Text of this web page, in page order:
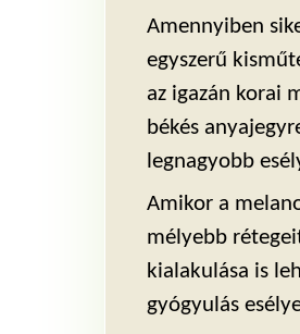
Amennyiben
egyszerű
az igazán korai
békés
legnagyobb
Amikor a
mélyebb
kialakulása is
gyógyulás